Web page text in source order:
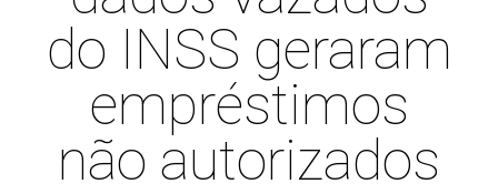
do INSS geraram
empréstimos
não autorizados